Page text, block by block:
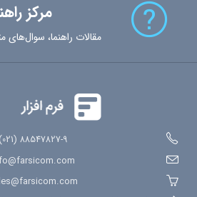
مرکز
مقالات راهنما، سوال‌های
88547827-9 (021)